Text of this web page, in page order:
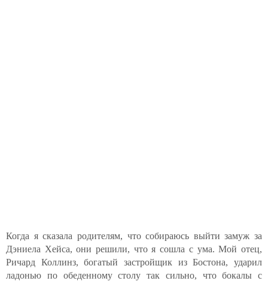
Когда я сказала родителям, что собираюсь выйти замуж за
Дэниела Хейса, они решили, что я сошла с ума. Мой отец,
Ричард Коллинз, богатый застройщик из Бостона, ударил
ладонью по обеденному столу так сильно, что бокалы с